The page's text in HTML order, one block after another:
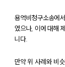
용역비청구소송에
였으나, 이에 대해
니다.
만약 위 사례와 비